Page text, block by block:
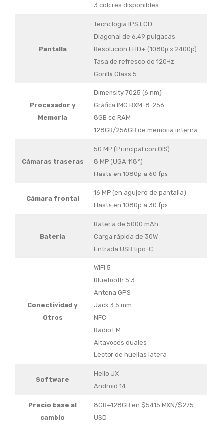
3 colores disponibles
Pantalla
Tecnología IPS LCD
Diagonal de 6.49 pulgadas
Resolución FHD+ (1080p x 2400p)
Tasa de refresco de 120Hz
Gorilla Glass 5
Procesador y
Memoria
Dimensity 7025 (6 nm)
Gráfica IMG BXM-8-256
8GB de RAM
128GB/256GB de memoria interna
Cámaras traseras
50 MP (Principal con OIS)
8 MP (UGA 118°)
Hasta en 1080p a 60 fps
Cámara frontal
16 MP (en agujero de pantalla)
Hasta en 1080p a 30 fps
Batería
Batería de 5000 mAh
Carga rápida de 30W
Entrada USB tipo-C
Conectividad y
Otros
WiFi 5
Bluetooth 5.3
Antena GPS
Jack 3.5 mm
NFC
Radio FM
Altavoces duales
Lector de huellas lateral
Software
Hello UX
Android 14
Precio base al
cambio
8GB+128GB en $5415 MXN/$275
USD